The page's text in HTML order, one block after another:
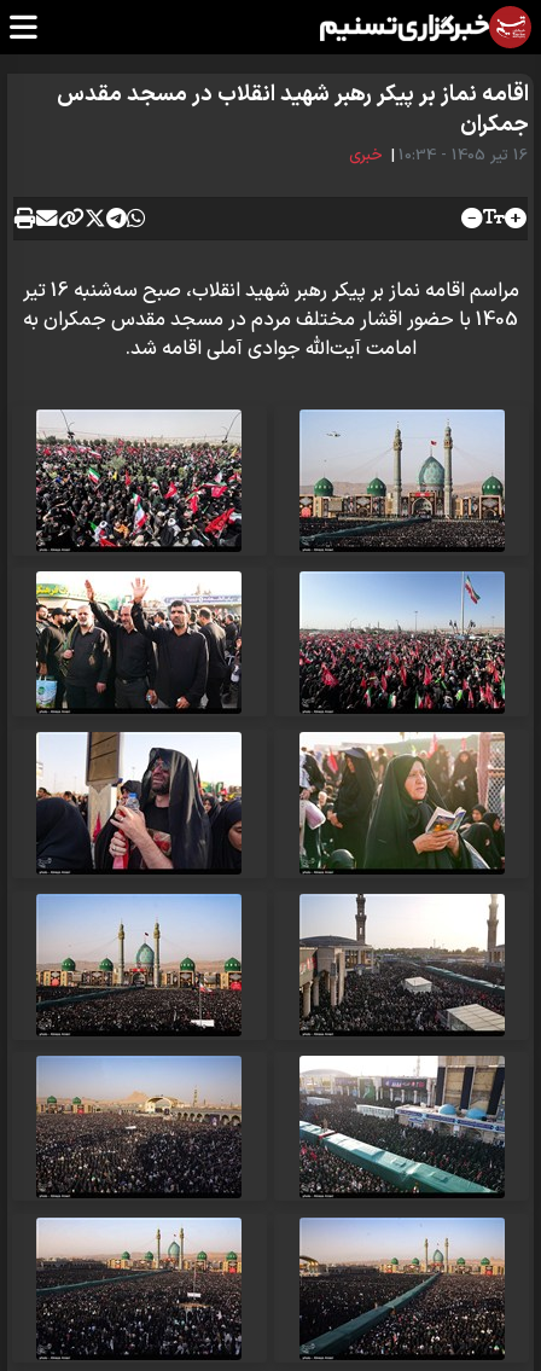
اقامه نماز بر پیکر رهبر شهید انقلاب در مسجد مقدس
جمکران
16 تير 1405 - 10:34 | خبری
مراسم اقامه نماز بر پیکر رهبر شهید انقلاب، صبح سه‌شنبه 16 تیر
1405 با حضور اقشار مختلف مردم در مسجد مقدس جمکران به
امامت آیت‌الله جوادی آملی اقامه شد.